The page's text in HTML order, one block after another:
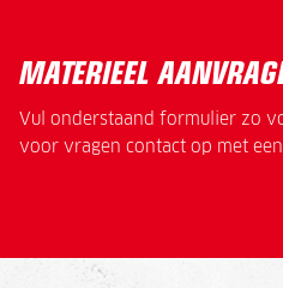
MATERIEEL
Vul onderstaand formulier zo
voor vragen contact op met